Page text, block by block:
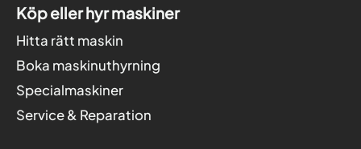
Köp eller hyr maskiner
Hitta rätt maskin
Boka maskinuthyrning
Specialmaskiner
Service & Reparation